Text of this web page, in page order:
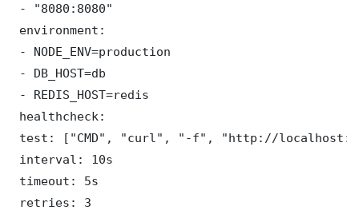
- "8080:8080"
environment:
- NODE_ENV=production
- DB_HOST=db
- REDIS_HOST=redis
healthcheck:
test: ["CMD", "curl", "-f", "http://
interval: 10s
timeout: 5s
retries: 3